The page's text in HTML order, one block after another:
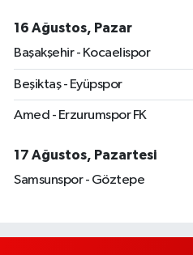
16 Ağustos, Pazar
Başakşehir - Kocaelispor
Beşiktaş - Eyüpspor
Amed - Erzurumspor FK
17 Ağustos, Pazartesi
Samsunspor - Göztepe